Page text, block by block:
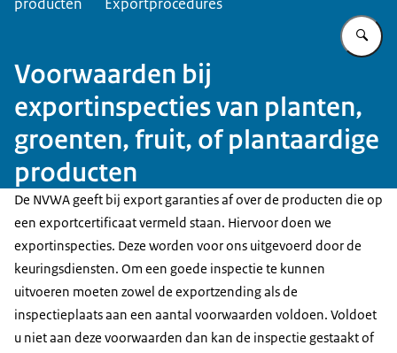
Voorwaarden bij
exportinspecties van planten,
groenten, fruit, of plantaardige
producten
De NVWA geeft bij export garanties af over de producten die op
een exportcertificaat vermeld staan. Hiervoor doen we
exportinspecties. Deze worden voor ons uitgevoerd door de
keuringsdiensten. Om een goede inspectie te kunnen
uitvoeren moeten zowel de exportzending als de
inspectieplaats aan een aantal voorwaarden voldoen. Voldoet
u niet aan deze voorwaarden dan kan de inspectie gestaakt of